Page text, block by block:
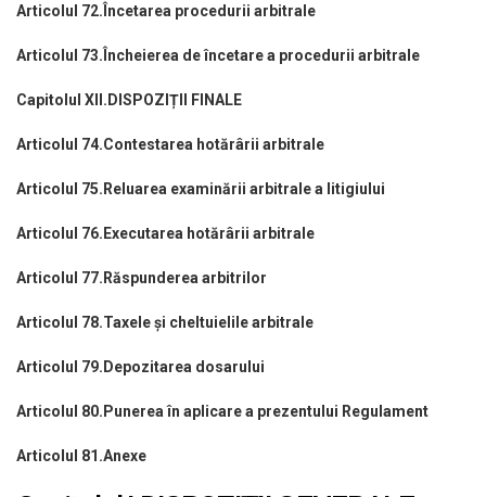
Articolul 72.Încetarea procedurii arbitrale
Articolul 73.Încheierea de încetare a procedurii arbitrale
Capitolul XII.DISPOZIȚII FINALE
Articolul 74.Contestarea hotărârii arbitrale
Articolul 75.Reluarea examinării arbitrale a litigiului
Articolul 76.Executarea hotărârii arbitrale
Articolul 77.Răspunderea arbitrilor
Articolul 78.Taxele și cheltuielile arbitrale
Articolul 79.Depozitarea dosarului
Articolul 80.Punerea în aplicare a prezentului Regulament
Articolul 81.Anexe